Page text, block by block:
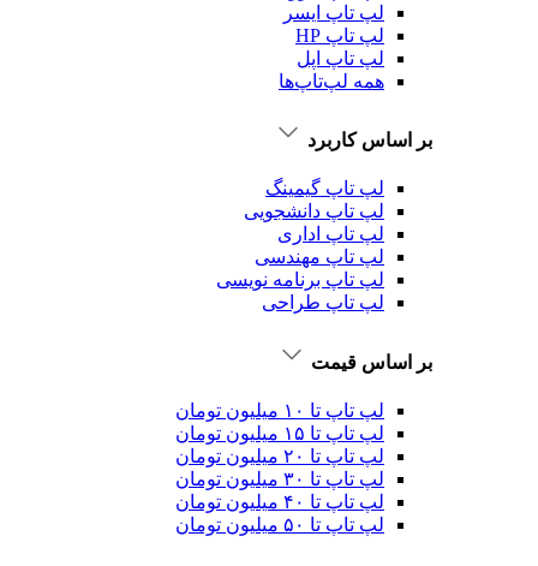
لپ تاپ ایسر
لپ تاپ HP
لپ تاپ اپل
همه لپ‌تاپ‌ها
بر اساس کاربرد
لپ تاپ گیمینگ
لپ تاپ دانشجویی
لپ تاپ اداری
لپ تاپ مهندسی
لپ تاپ برنامه نویسی
لپ تاپ طراحی
بر اساس قیمت
لپ تاپ تا ۱۰ میلیون تومان
لپ تاپ تا ۱۵ میلیون تومان
لپ تاپ تا ۲۰ میلیون تومان
لپ تاپ تا ۳۰ میلیون تومان
لپ تاپ تا ۴۰ میلیون تومان
لپ تاپ تا ۵۰ میلیون تومان